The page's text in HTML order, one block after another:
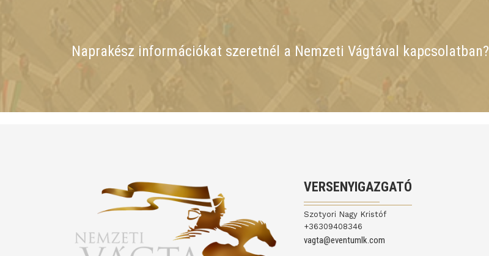
Naprakész információkat szeretnél a Nemzeti Vágtával kapcsolatban?
VERSENYIGAZGATÓ
Szotyori Nagy Kristóf
+36309408346
vagta@eventumlk.com